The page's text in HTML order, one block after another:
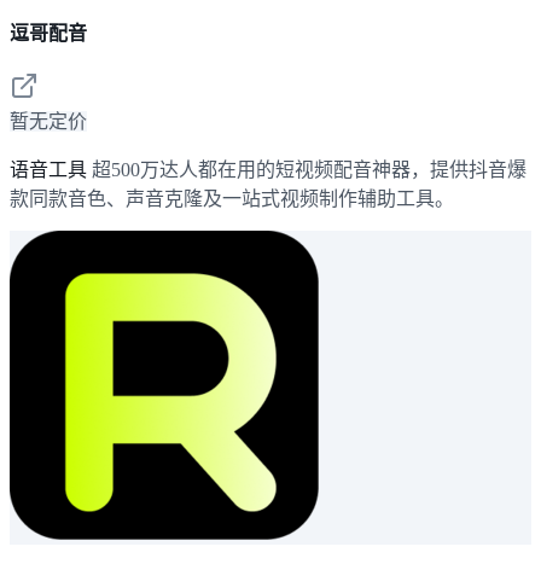
逗哥配音
暂无定价
语音工具 超500万达人都在用的短视频配音神器，提供抖音爆
款同款音色、声音克隆及一站式视频制作辅助工具。